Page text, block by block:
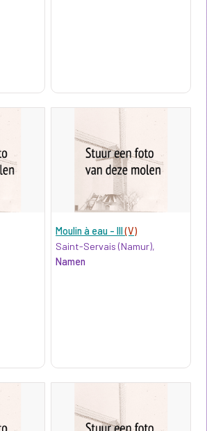
Moulin à eau - III(V)
Saint-Servais (Namur),
Namen